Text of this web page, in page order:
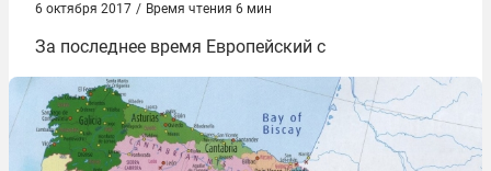
6 октября 2017 / Время чтения 6 мин
За последнее время Европейский с